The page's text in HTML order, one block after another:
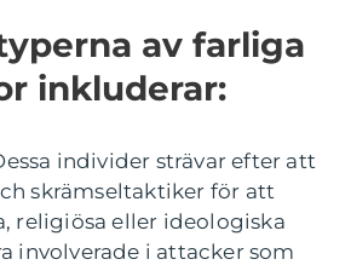
av farliga
inkluderar:
individer strävar efter att
skrämseltaktiker för att
religiösa eller ideologiska
involverade i attacker som